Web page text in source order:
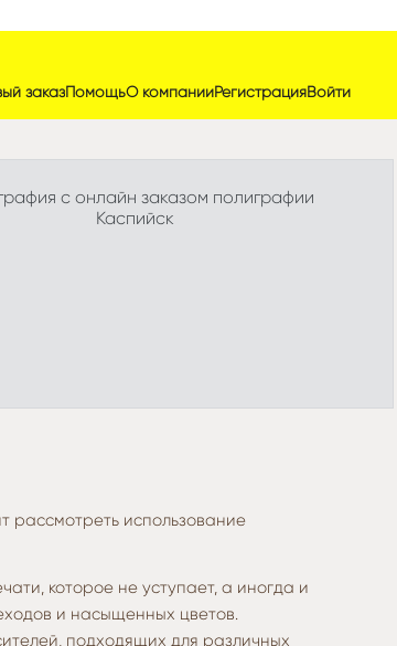
заказПомощьО компанииРегистрацияВойти
с онлайн заказом полиграфии
Каспийск
рассмотреть использование
которое не уступает, а иногда и
и насыщенных цветов.
подходящих для различных